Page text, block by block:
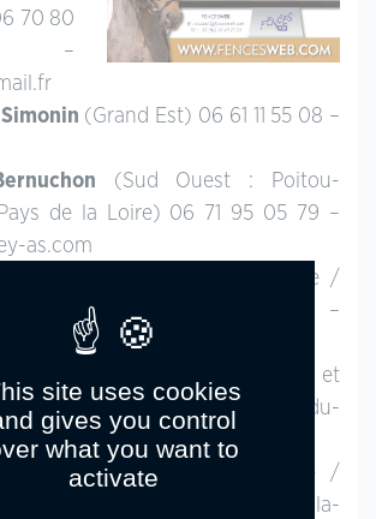
70 80
–
(Grand Est) 06 61 11 55 08 –
(Sud Ouest : Poitou-
de la Loire) 06 71 95 05 79 –
as.com
Faucigny
(Nord-Ouest : Basse /
06 66 71 10 20 –
(Nord-Ouest : Normandie et
06 70 79 49 92 – elevage-du-
(Nord-Ouest : Basse /
06 82 93 65 17 – ecurie-la-
site uses cookies
gives you control
what you want to
activate